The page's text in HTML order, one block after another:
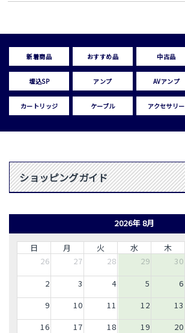
新着商品 おすすめ品 中古品
埋込SP アンプ AVアンプ
カートリッジ ケーブル アクセサリー
ショッピングガイド
2026年 8月
日 月 火 水 木
26
27 28 29 30
2
3 4 5 6
9
10 11 12 13
16
17 18 19 20